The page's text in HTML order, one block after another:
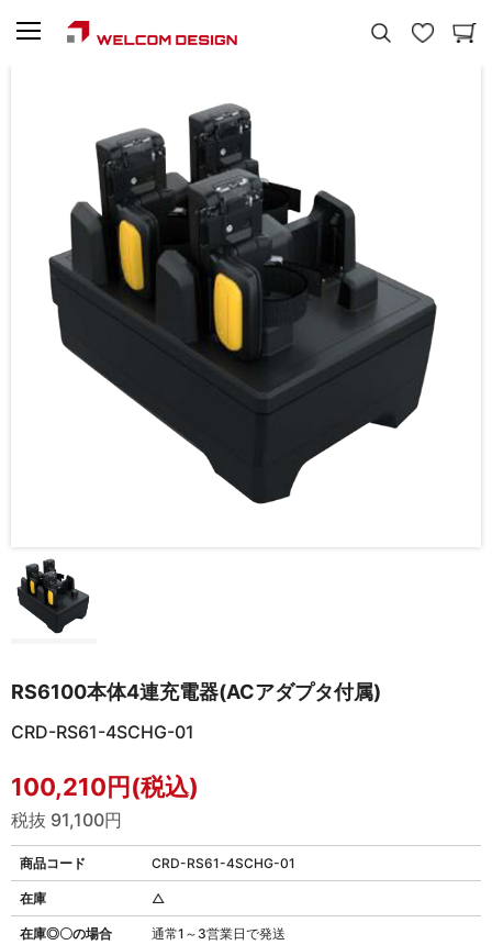
RS6100本体4連充電器(ACアダプタ付属)
CRD-RS61-4SCHG-01
100,210円(税込)
税抜 91,100円
商品コード CRD-RS61-4SCHG-01
在庫◎〇の場合 通常1～3営業日で発送
在庫 △